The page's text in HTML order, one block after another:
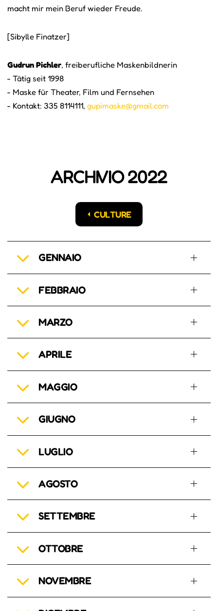
macht mir mein Beruf wieder Freude.
[Sibylle Finatzer]
Gudrun Pichler, freiberufliche Maskenbildnerin
- Tätig seit 1998
- Maske für Theater, Film und Fernsehen
- Kontakt: 335 8114111, gupimaske@gmail.com
ARCHIVIO 2022
CULTURE
GENNAIO
FEBBRAIO
MARZO
APRILE
MAGGIO
GIUGNO
LUGLIO
AGOSTO
SETTEMBRE
OTTOBRE
NOVEMBRE